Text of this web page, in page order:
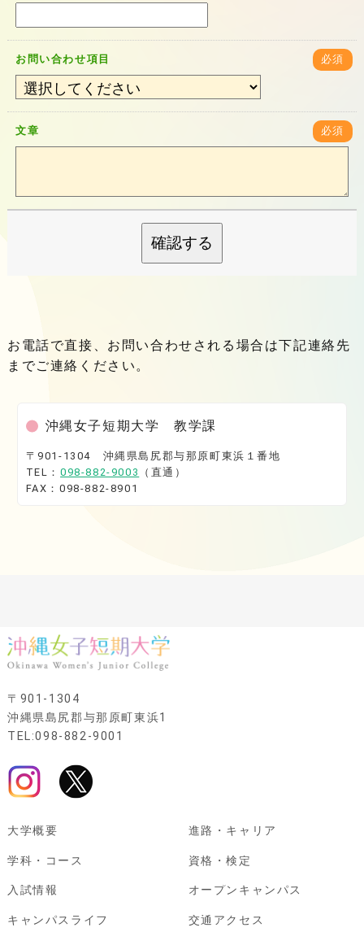
お問い合わせ項目 必須
文章 必須
確認する
お電話で直接、お問い合わせされる場合は下記連絡先
までご連絡ください。
沖縄女子短期大学 教学課
〒901-1304 沖縄県島尻郡与那原町東浜１番地
TEL：098-882-9003
（直通）
FAX：098-882-8901
〒901-1304
沖縄県島尻郡与那原町東浜1
TEL:098-882-9001
大学概要
学科・コース
入試情報
キャンパスライフ
進路・キャリア
資格・検定
オープンキャンパス
交通アクセス